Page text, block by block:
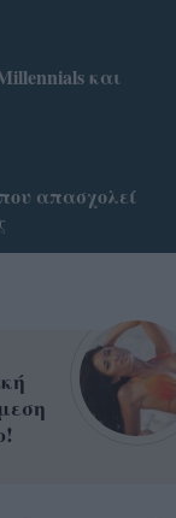
και
απασχολεί